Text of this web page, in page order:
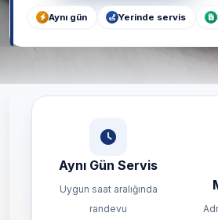
Aynı gün Yerinde servis
Aynı Gün Servis
Uygun saat aralığında
randevu